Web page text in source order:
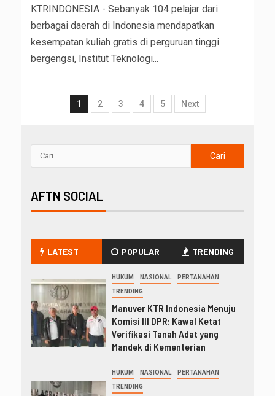
KTRINDONESIA - Sebanyak 104 pelajar dari
berbagai daerah di Indonesia mendapatkan
kesempatan kuliah gratis di perguruan tinggi
bergengsi, Institut Teknologi...
1 2 3 4 5 Next
AFTN SOCIAL
LATEST POPULAR TRENDING
HUKUM NASIONAL PERTANAHAN
TRENDING
Manuver KTR Indonesia Menuju
Komisi III DPR: Kawal Ketat
Verifikasi Tanah Adat yang
Mandek di Kementerian
HUKUM NASIONAL PERTANAHAN
TRENDING